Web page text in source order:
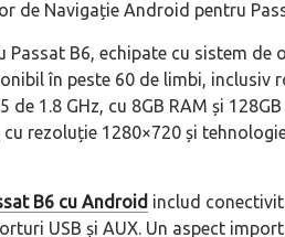
de Navigație Android pentru
Passat B6, echipate cu sistem de
în peste 60 de limbi, inclusiv
de 1.8 GHz, cu 8GB RAM și
cu rezoluție 1280×720 și
B6 cu Android includ
USB și AUX. Un aspect